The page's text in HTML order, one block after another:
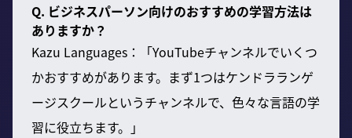
Q. ビジネスパーソン向けのおすすめの学習方法は
ありますか？
Kazu Languages：「YouTubeチャンネルでいくつ
かおすすめがあります。まず1つはケンドラランゲ
ージスクールというチャンネルで、色々な言語の学
習に役立ちます。」